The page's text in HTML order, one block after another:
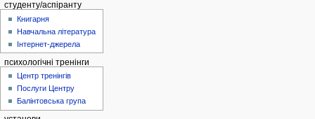
студенту/аспіранту
Книгарня
Навчальна література
Інтернет-джерела
психологічні тренінги
Центр тренінгів
Послуги Центру
Балінтовська група